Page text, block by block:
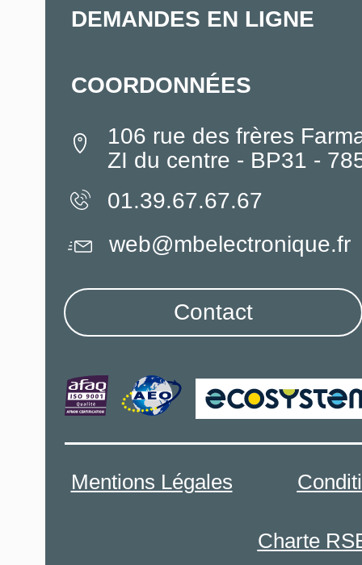
DEMANDES EN LIGNE
COORDONNÉES
106 rue des frères
ZI du centre - BP31 -
01.39.67.67.67
Mentions Légales
Charte
web@mbelectronique.fr
Contact